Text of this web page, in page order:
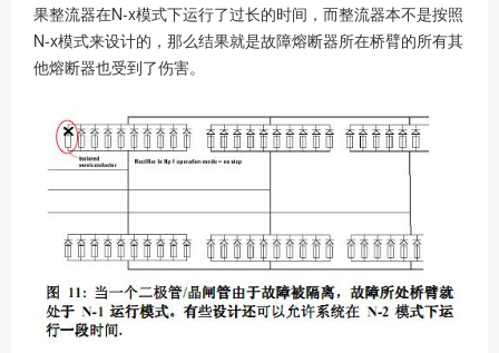
果整流器在N-x模式下运行了过长的时间，而整流器本不是按照
N-x模式来设计的，那么结果就是故障熔断器所在桥臂的所有其
他熔断器也受到了伤害。